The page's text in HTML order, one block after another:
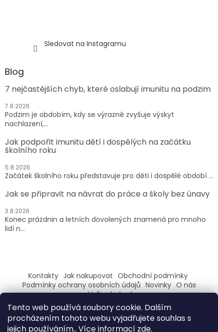
Tento web používá soubory cookie. Dalším
procházením tohoto webu vyjadřujete souhlas s
jejich používáním.. Více informací zde.
Sledovat na Instagramu
Blog
7 nejčastějších chyb, které oslabují imunitu na podzim
7.8.2026
Podzim je obdobím, kdy se výrazně zvyšuje výskyt
nachlazení,...
Jak podpořit imunitu dětí i dospělých na začátku
školního roku
5.8.2026
Začátek školního roku představuje pro děti i dospělé období ...
Jak se připravit na návrat do práce a školy bez únavy
3.8.2026
Konec prázdnin a letních dovolených znamená pro mnoho
lidí n...
Kontakty Jak nakupovat Obchodní podmínky
Podmínky ochrany osobních údajů Novinky O nás
Velkoobchod
ZAREGISTRUJ SE A ZÍSKEJ SLEVU 100,- NA PRVNÍ NÁKUP